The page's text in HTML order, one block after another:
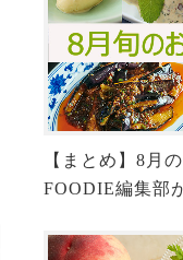
【まとめ】8月
FOODIE編集部